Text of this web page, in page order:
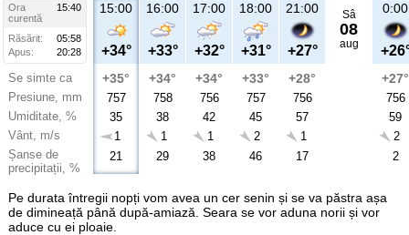
Ora
15:40
curentă
Răsărit:
05:58
Apus:
20:28
Se simte ca
Presiune, mm
Umiditate, %
Vânt, m/s
Șanse de
precipitații, %
15:00
+34°
+35°
757
35
1
21
16:00
+33°
+34°
758
38
1
29
17:00
+32°
+34°
756
42
1
38
18:00
+31°
+33°
757
45
2
46
21:00
+27°
+28°
756
57
1
17
Sâ
08
aug
0:00
+27°
756
59
2
2
Pe durata întregii nopți vom avea un cer senin și se va păstra așa
de dimineață până după-amiază. Seara se vor aduna norii și vor
aduce cu ei ploaie.